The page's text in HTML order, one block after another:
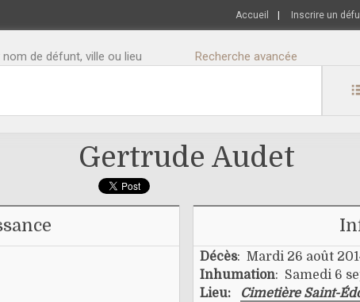
Accueil Inscrire un
de défunt, ville ou lieu Recherche avancée
Gertrude Audet
Décès: Mardi 26 août
Inhumation: Samedi 6
Lieu:
Cimetière Saint-